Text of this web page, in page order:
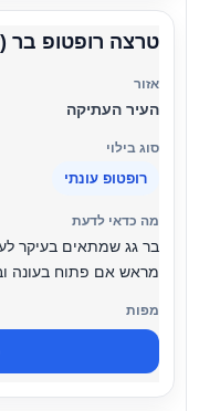
טרצה רופטופ בר (Taratsa Rooftop Bar)
העיר העתיקה
רופטופ עונתי
בר גג שמתאים בעיקר
מראש אם פתוח בעונה